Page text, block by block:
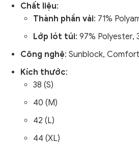
Chất liệu:
Thành phần vải: 71%
Lớp lót túi: 97% Polyester,
Công nghệ: Sunblock,
Kích thước:
38 (S)
40 (M)
42 (L)
44 (XL)